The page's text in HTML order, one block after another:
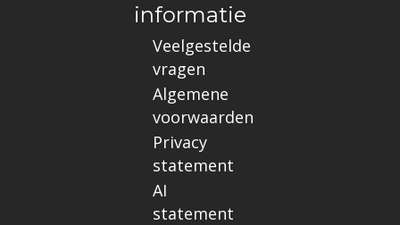
informatie
Veelgestelde
vragen
Algemene
voorwaarden
Privacy
statement
AI
statement